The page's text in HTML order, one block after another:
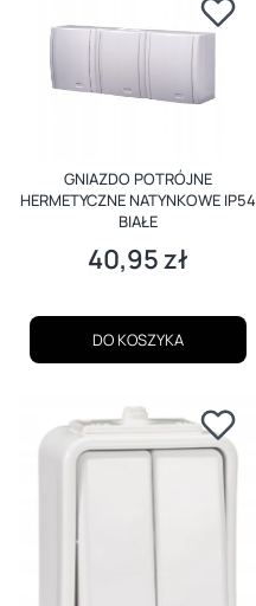
GNIAZDO POTRÓJNE
HERMETYCZNE NATYNKOWE IP54
BIAŁE
Cena
40,95 zł
DO KOSZYKA